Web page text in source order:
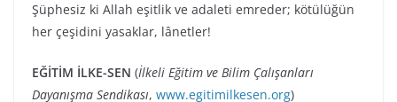
Şüphesiz ki Allah eşitlik ve adaleti emreder; kötülüğün
her çeşidini yasaklar, lânetler!
EĞİTİM İLKE-SEN (İlkeli Eğitim ve Bilim Çalışanları
Dayanışma Sendikası, www.egitimilkesen.org)